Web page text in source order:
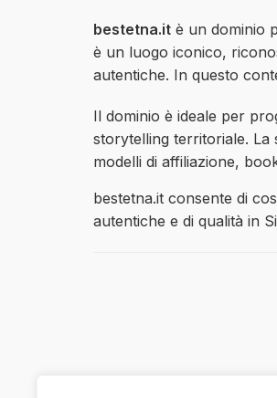
bestetna.it è un dominio
è un luogo iconico,
autentiche. In questo
Il dominio è ideale per
storytelling territoriale. La
modelli di affiliazione,
bestetna.it consente di
autentiche e di qualità in